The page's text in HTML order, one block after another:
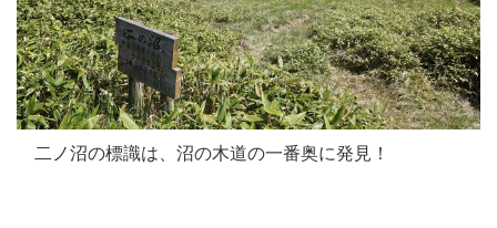
二ノ沼の標識は、沼の木道の一番奥に発見！